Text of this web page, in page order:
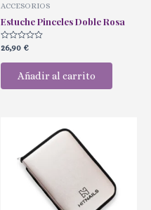
ACCESORIOS
Estuche Pinceles Doble Rosa
Valorado
con
0
26,90 €
Añadir al carrito